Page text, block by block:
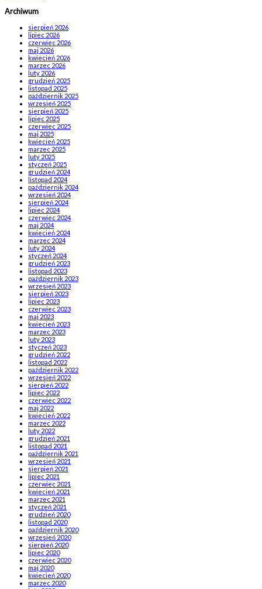
Archiwum
sierpień 2026
lipiec 2026
czerwiec 2026
maj 2026
kwiecień 2026
marzec 2026
luty 2026
grudzień 2025
listopad 2025
październik 2025
wrzesień 2025
sierpień 2025
lipiec 2025
czerwiec 2025
maj 2025
kwiecień 2025
marzec 2025
luty 2025
styczeń 2025
grudzień 2024
listopad 2024
październik 2024
wrzesień 2024
sierpień 2024
lipiec 2024
czerwiec 2024
maj 2024
kwiecień 2024
marzec 2024
luty 2024
styczeń 2024
grudzień 2023
listopad 2023
październik 2023
wrzesień 2023
sierpień 2023
lipiec 2023
czerwiec 2023
maj 2023
kwiecień 2023
marzec 2023
luty 2023
styczeń 2023
grudzień 2022
listopad 2022
październik 2022
wrzesień 2022
sierpień 2022
lipiec 2022
czerwiec 2022
maj 2022
kwiecień 2022
marzec 2022
luty 2022
grudzień 2021
listopad 2021
październik 2021
wrzesień 2021
sierpień 2021
lipiec 2021
czerwiec 2021
kwiecień 2021
marzec 2021
styczeń 2021
grudzień 2020
listopad 2020
październik 2020
wrzesień 2020
sierpień 2020
lipiec 2020
czerwiec 2020
maj 2020
kwiecień 2020
marzec 2020